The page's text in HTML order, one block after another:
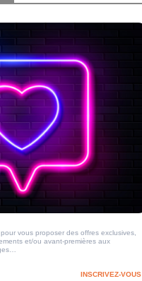
vous proposer des offres exclusives,
et/ou avant-premières aux
INSCRIVEZ-VOUS